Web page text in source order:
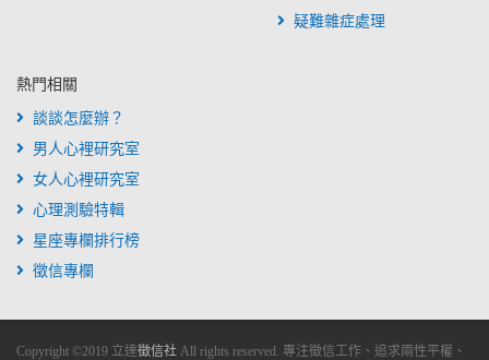
疑難雜症處理
熱門相關
談談怎麼辦？
男人心裡研究室
女人心裡研究室
心理測驗特輯
星座專欄排行榜
徵信專欄
Copyright ©2019 立達徵信社 All rights reserved. 專注徵信工作、追求兩性平權、